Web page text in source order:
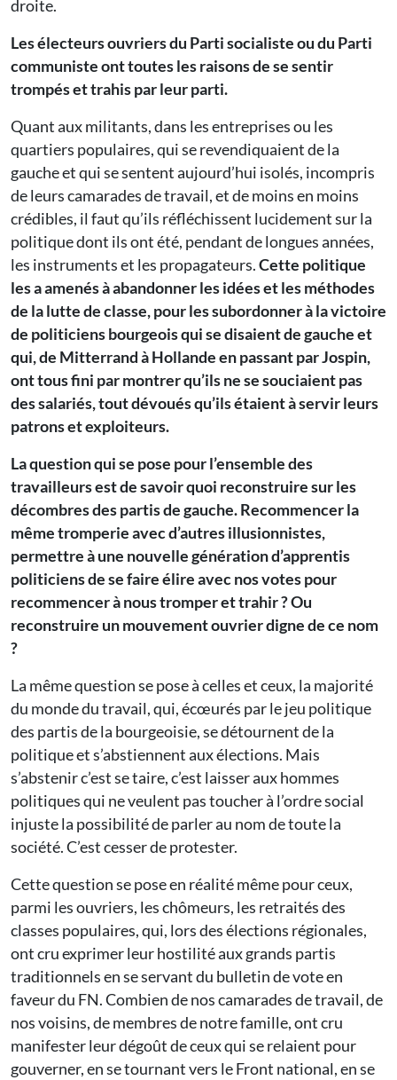
droite.
Les électeurs ouvriers du Parti socialiste ou du Parti
communiste ont toutes les raisons de se sentir
trompés et trahis par leur parti.
Quant aux militants, dans les entreprises ou les
quartiers populaires, qui se revendiquaient de la
gauche et qui se sentent aujourd’hui isolés, incompris
de leurs camarades de travail, et de moins en moins
crédibles, il faut qu’ils réfléchissent lucidement sur la
politique dont ils ont été, pendant de longues années,
les instruments et les propagateurs.Cette politique
les a amenés à abandonner les idées et les méthodes
de la lutte de classe, pour les subordonner à la victoire
de politiciens bourgeois qui se disaient de gauche et
qui, de Mitterrand à Hollande en passant par Jospin,
ont tous fini par montrer qu’ils ne se souciaient pas
des salariés, tout dévoués qu’ils étaient à servir leurs
patrons et exploiteurs.
La question qui se pose pour l’ensemble des
travailleurs est de savoir quoi reconstruire sur les
décombres des partis de gauche. Recommencer la
même tromperie avec d’autres illusionnistes,
permettre à une nouvelle génération d’apprentis
politiciens de se faire élire avec nos votes pour
recommencer à nous tromper et trahir ? Ou
reconstruire un mouvement ouvrier digne de ce nom
?
La même question se pose à celles et ceux, la majorité
du monde du travail, qui, écœurés par le jeu politique
des partis de la bourgeoisie, se détournent de la
politique et s’abstiennent aux élections. Mais
s’abstenir c’est se taire, c’est laisser aux hommes
politiques qui ne veulent pas toucher à l’ordre social
injuste la possibilité de parler au nom de toute la
société. C’est cesser de protester.
Cette question se pose en réalité même pour ceux,
parmi les ouvriers, les chômeurs, les retraités des
classes populaires, qui, lors des élections régionales,
ont cru exprimer leur hostilité aux grands partis
traditionnels en se servant du bulletin de vote en
faveur du FN. Combien de nos camarades de travail, de
nos voisins, de membres de notre famille, ont cru
manifester leur dégoût de ceux qui se relaient pour
gouverner, en se tournant vers le Front national, en se